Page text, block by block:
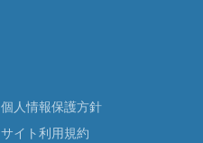
個人情報保護方針
サイト利用規約